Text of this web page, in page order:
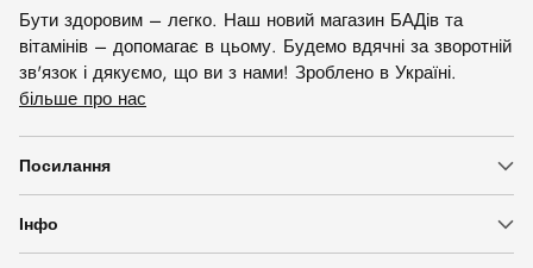
Бути здоровим – легко. Наш новий магазин БАДів та
вітамінів – допомагає в цьому. Будемо вдячні за зворотній
зв'язок і дякуємо, що ви з нами! Зроблено в Україні.
більше про нас
Посилання
Інфо